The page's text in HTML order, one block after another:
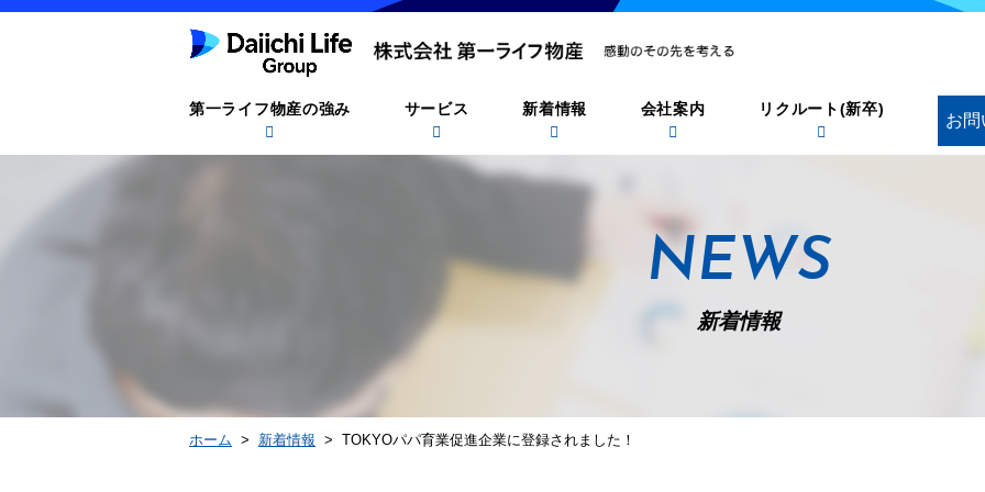
第一ライフ物産の強み サービス 新着情報 会社案内 リクルート(新卒)
お問
NEWS
新着情報
ホーム > 新着情報 > TOKYOパパ育業促進企業に登録されました！